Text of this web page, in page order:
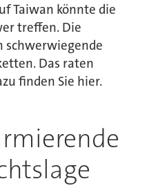
Taiwan könnte die
treffen. Die
Das raten
finden Sie hier.